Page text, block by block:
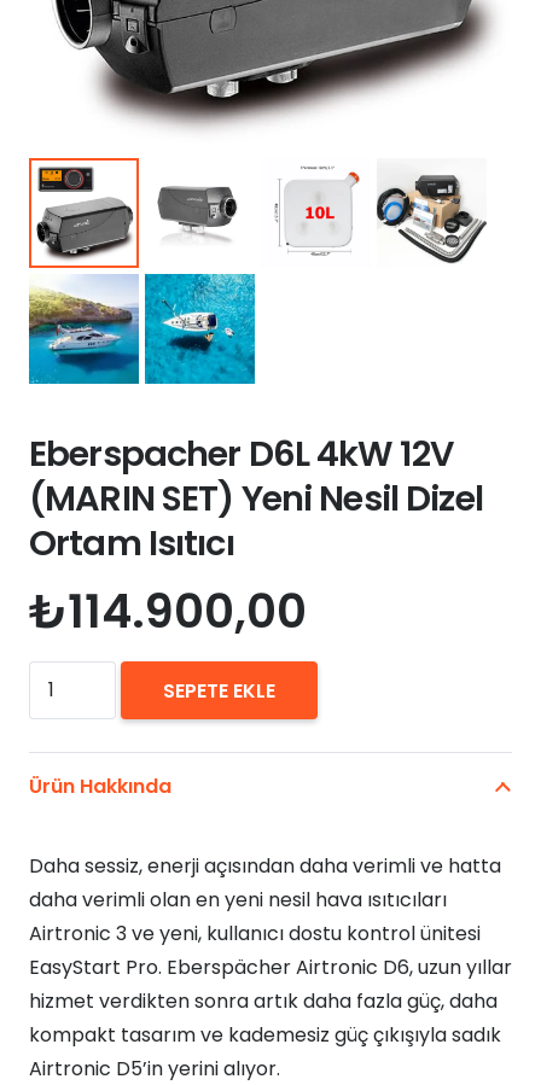
Eberspacher D6L 4kW 12V
(MARIN SET) Yeni Nesil Dizel
Ortam Isıtıcı
₺114.900,00
Eberspacher
D6L
12V
Yeni
Nesil
Dizel
Ortam
Isıtıcı
adet
SEPETE EKLE
Ürün Hakkında
Daha sessiz, enerji açısından daha verimli ve hatta
daha verimli olan en yeni nesil hava ısıtıcıları
Airtronic 3 ve yeni, kullanıcı dostu kontrol ünitesi
EasyStart Pro. Eberspächer Airtronic D6, uzun yıllar
hizmet verdikten sonra artık daha fazla güç, daha
kompakt tasarım ve kademesiz güç çıkışıyla sadık
Airtronic D5’in yerini alıyor.